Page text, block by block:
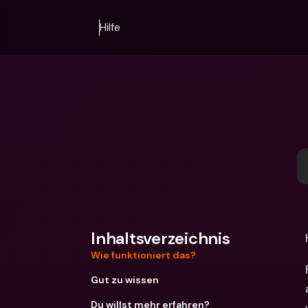
Hilfe
Inhaltsverzeichnis
Wie funktioniert das?
Gut zu wissen
Du willst mehr erfahren?